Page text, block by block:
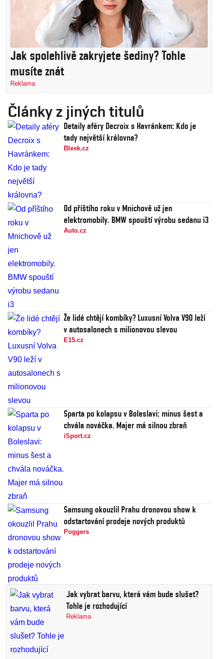
Jak spolehlivě zakryjete šediny? Tohle
musíte znát
Reklama
Články z jiných titulů
Detaily aféry Decroix s Havránkem: Kdo je
tady největší královna?
Blesk.cz
Od příštího roku v Mnichově už jen
elektromobily. BMW spouští výrobu sedanu i3
Auto.cz
Že lidé chtějí kombíky? Luxusní Volva V90 leží
v autosalonech s milionovou slevou
E15.cz
Sparta po kolapsu v Boleslavi: minus šest a
chvála nováčka. Majer má silnou zbraň
iSport.cz
Samsung okouzlil Prahu dronovou show k
odstartování prodeje nových produktů
Poggers
Jak vybrat barvu, která vám bude slušet?
Tohle je rozhodující
Reklama